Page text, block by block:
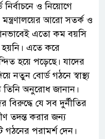
ও নিয়োগে
মন্ত্রণালয়ের আরো সতর্ক ও
এতো কম বয়সি
এতে করে
হয়ে পড়েছে। যাদের
নতুন বোর্ড গঠনে স্বাস্থ্য
তিনি অনুরোধ জানান।
যে সব দুর্নীতির
তদন্ত করার জন্য
গঠনের পরামর্শ দেন।